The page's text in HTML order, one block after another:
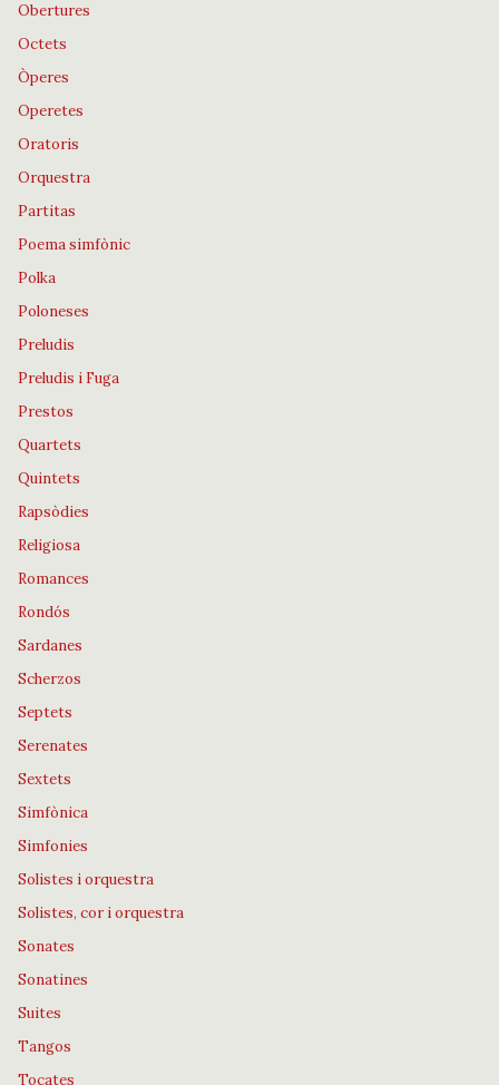
Obertures
Octets
Òperes
Operetes
Oratoris
Orquestra
Partitas
Poema simfònic
Polka
Poloneses
Preludis
Preludis i Fuga
Prestos
Quartets
Quintets
Rapsòdies
Religiosa
Romances
Rondós
Sardanes
Scherzos
Septets
Serenates
Sextets
Simfònica
Simfonies
Solistes i orquestra
Solistes, cor i orquestra
Sonates
Sonatines
Suites
Tangos
Tocates